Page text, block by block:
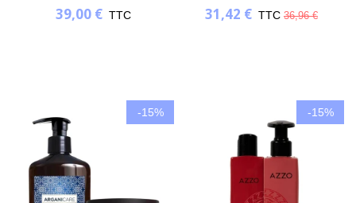
39,00 € TTC 31,42 € TTC 36,96 €
-15% -15%